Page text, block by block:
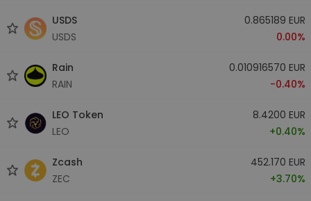
USDS
USDS
0.865189 EUR
0.00%
Rain
RAIN
0.010916570 EUR
-0.40%
LEO Token
LEO
8.4200 EUR
+0.40%
Zcash
ZEC
452.170 EUR
+3.70%